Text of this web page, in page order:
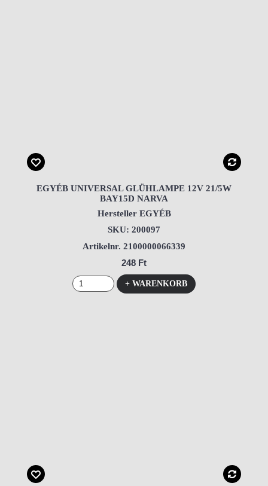
EGYÉB UNIVERSAL GLÜHLAMPE 12V 21/5W
BAY15D NARVA
Hersteller EGYÉB
SKU: 200097
Artikelnr. 2100000066339
248 Ft
+ WARENKORB